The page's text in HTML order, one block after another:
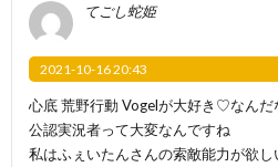
てごし蛇姫
2021-10-16 20:43
心底 荒野行動 Vogelが大好き♡なんだ
公認実況者って大変なんですね